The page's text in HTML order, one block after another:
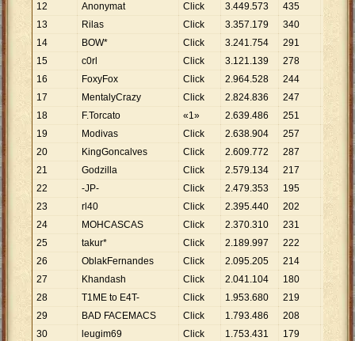
12
Anonymat Click 3.449.573 435 7
13
Rilas Click 3.357.179 340
14
BOW* Click 3.241.754 291 11
140
15
c0rl Click 3.121.139 278 11
227
16
FoxyFox Click 2.964.528 244
17
MentalyCrazy Click 2.824.836 247 11. 437
18
F.Torcato «1» 2.639.486 251 10
516
19
Modivas Click 2.638.904 257
268
20
KingGoncalves Click 2.609.772 287
093
21
Godzilla Click 2.579.134 217 11
22
-JP- Click 2.479.353 195
715
23
rl40 Click 2.395.440 202 11
859
24
MOHCASCAS Click 2.370.310 231
261
25
takur* Click 2.189.997 222 9
26
OblakFernandes Click 2.095.205 214
27
Khandash Click 2.041.104 180 11
28
T1ME to E4T- Click 1.953.680 219 .
29
BAD FACEMACS Click 1.793.486 208
30
leugim69 Click 1.753.431 179 9 796